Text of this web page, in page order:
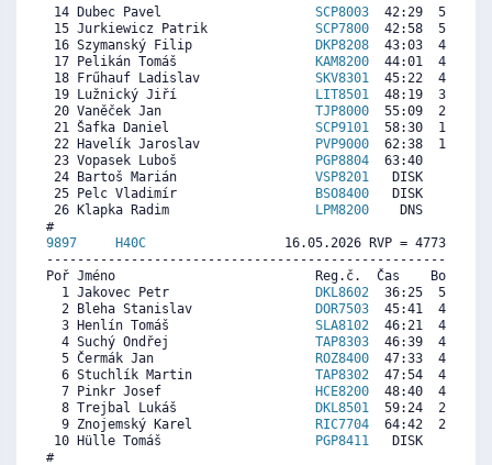
14 Dubec Pavel SCP8003
42:29  5095
15 Jurkiewicz Patrik SCP7800
42:58  5001
16 Szymanský Filip
DKP8208
43:03  4984
17 Pelikán Tomáš
KAM8200
44:01  4796
18 Frűhauf Ladislav SKV8301
45:22  4533
19 Lužnický Jiří
LIT8501
48:19  3958
20 Vaněček Jan TJP8000
55:09  2627
21 Šafka Daniel SCP9101
58:30  1974
22 Havelík Jaroslav
PVP9000
62:38  1169
23 Vopasek Luboš
PGP8804
63:40   968
24 Bartoš Marián VSP8201
DISK     0
25 Pelc Vladimír
BSO8400
DISK     0
26 Klapka Radim
LPM8200
DNS     0
9897
H40C
16.05.2026 RVP = 4773/
Poř Jméno                          Reg.č.  Čas    Body
  1 Jakovec Petr
DKL8602
36:25  5404
  2 Bleha Stanislav
DOR7503
45:41  4386
  3 Henlín Tomáš
SLA8102
46:21  4313
  4 Suchý Ondřej
TAP8303
46:39  4280
  5 Čermák Jan
ROZ8400
47:33  4181
  6 Stuchlík Martin
TAP8302
47:54  4143
  7 Pinkr Josef
HCE8200
48:40  4059
  8 Trejbal Lukáš
DKL8501
59:24  2880
  9 Znojemský Karel
RIC7704
64:42  2298
10 Hülle Tomáš
PGP8411
DISK     0